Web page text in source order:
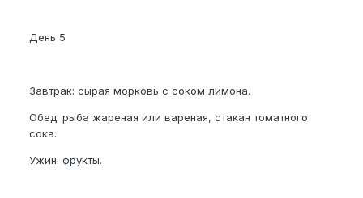
День 5
Завтрак: сырая морковь с соком лимона.
Обед: рыба жареная или вареная, стакан томатного
сока.
Ужин: фрукты.